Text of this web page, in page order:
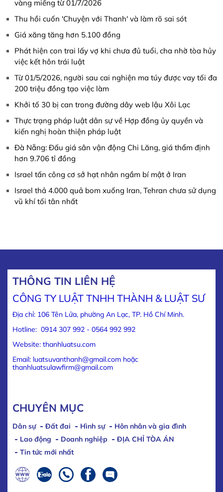
vàng miếng từ 01/7/2026
Thu hồi cuốn 'Chuyện với Thanh' và làm rõ sai sót
Giá xăng tăng hơn 5.100 đồng
Phát hiện con trai lấy vợ khi chưa đủ tuổi, cha nhờ tòa hủy
việc kết hôn trái luật
Từ 01/5/2026, người sau cai nghiện ma túy được vay tối đa
200 triệu đồng tạo việc làm
Khởi tố 30 bị can trong đường dây web lậu Xôi Lạc
Thực trạng pháp luật dân sự về Hợp đồng ủy quyền và
kiến nghị hoàn thiện pháp luật
Đà Nẵng: Đấu giá sân vận động Chi Lăng, giá thẩm định
hơn 9.706 tỉ đồng
Israel tấn công cơ sở hạt nhân ngầm bí mật ở Iran
Israel thả 4.000 quả bom xuống Iran, Tehran chưa sử dụng
vũ khí tối tân nhất
THÔNG TIN LIÊN HỆ
CÔNG TY LUẬT TNHH THÀNH & LUẬT SƯ
Địa chỉ: 106 Tên Lửa, phường An Lạc, TP. Hồ Chí Minh.
Hotline: 0914 307 992 - 0564 992 992
Website: thanhluatsu.com
Email: luatsuvanthanh@gmail.com hoặc
thanhluatsulawfirm@gmail.com
CHUYÊN MỤC
Dân sự Đất đai Hình sự
Hôn nhân và gia đình
Lao động
Doanh nghiệp
ĐỊA CHỈ TÒA ÁN
Tin tức mới nhất